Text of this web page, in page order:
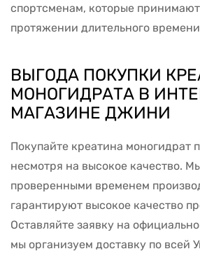
спортсменам, которые
протяжении длительного
ВЫГОДА ПОКУПКИ
МОНОГИДРАТА В
МАГАЗИНЕ ДЖИНИ
Покупайте креатина моногидрат
несмотря на высокое качество.
проверенными временем
гарантируют высокое качество
Оставляйте заявку на
мы организуем доставку по всей